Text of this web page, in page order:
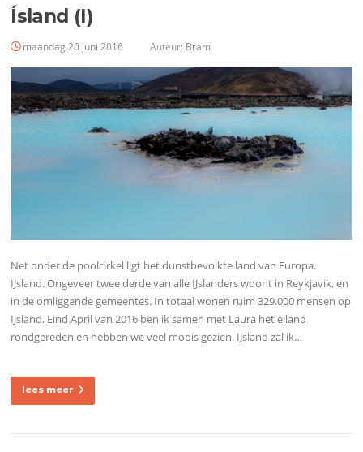
Ísland (I)
maandag 20 juni 2016 Auteur: Bram
Net onder de poolcirkel ligt het dunstbevolkte land van Europa.
IJsland. Ongeveer twee derde van alle IJslanders woont in Reykjavik, en
in de omliggende gemeentes. In totaal wonen ruim 329.000 mensen op
IJsland. Eind April van 2016 ben ik samen met Laura het eiland
rondgereden en hebben we veel moois gezien. IJsland zal ik…
lees meer